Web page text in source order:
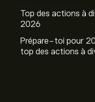
Top des actions à
2026
Prépare-toi pour
top des actions à